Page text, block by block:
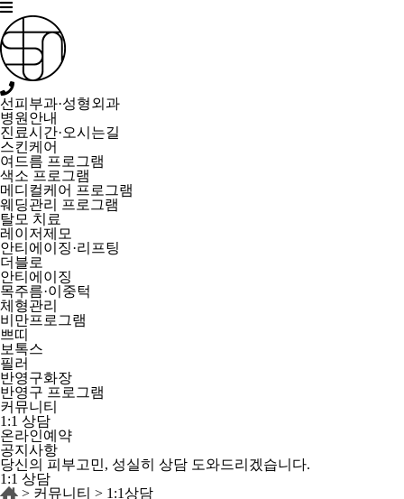
선피부과·성형외과
병원안내
진료시간·오시는길
스킨케어
여드름 프로그램
색소 프로그램
메디컬케어 프로그램
웨딩관리 프로그램
탈모 치료
레이저제모
안티에이징·리프팅
더블로
안티에이징
목주름·이중턱
체형관리
비만프로그램
쁘띠
보톡스
필러
반영구화장
반영구 프로그램
커뮤니티
1:1 상담
온라인예약
공지사항
당신의 피부고민, 성실히 상담 도와드리겠습니다.
1:1 상담
> 커뮤니티 > 1:1상담